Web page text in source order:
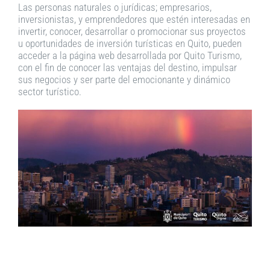
Las personas naturales o jurídicas; empresarios,
inversionistas, y emprendedores que estén interesadas en
invertir, conocer, desarrollar o promocionar sus proyectos
u oportunidades de inversión turísticas en Quito, pueden
acceder a la página web desarrollada por Quito Turismo,
con el fin de conocer las ventajas del destino, impulsar
sus negocios y ser parte del emocionante y dinámico
sector turístico.